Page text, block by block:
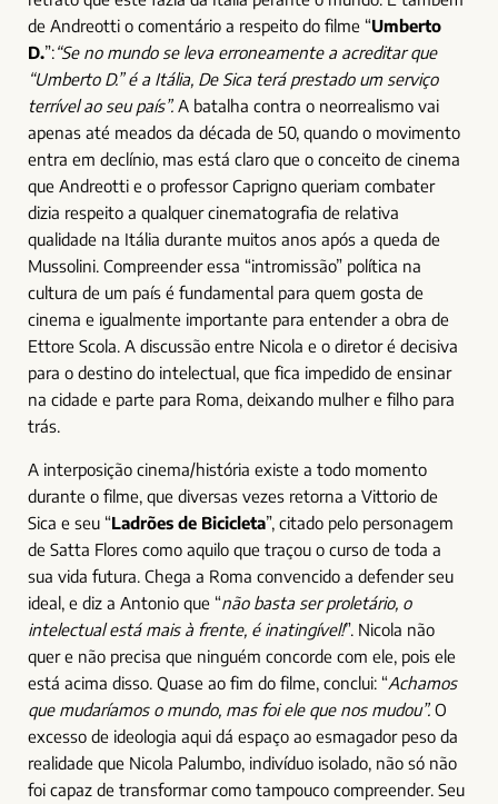
de Andreotti o comentário a respeito do filme “Umberto
D.”:“Se no mundo se leva erroneamente a acreditar que
“Umberto D.” é a Itália, De Sica terá prestado um serviço
terrível ao seu país”. A batalha contra o neorrealismo vai
apenas até meados da década de 50, quando o movimento
entra em declínio, mas está claro que o conceito de cinema
que Andreotti e o professor Caprigno queriam combater
dizia respeito a qualquer cinematografia de relativa
qualidade na Itália durante muitos anos após a queda de
Mussolini. Compreender essa “intromissão” política na
cultura de um país é fundamental para quem gosta de
cinema e igualmente importante para entender a obra de
Ettore Scola. A discussão entre Nicola e o diretor é decisiva
para o destino do intelectual, que fica impedido de ensinar
na cidade e parte para Roma, deixando mulher e filho para
trás.
A interposição cinema/história existe a todo momento
durante o filme, que diversas vezes retorna a Vittorio de
Sica e seu “Ladrões de Bicicleta”, citado pelo personagem
de Satta Flores como aquilo que traçou o curso de toda a
sua vida futura. Chega a Roma convencido a defender seu
ideal, e diz a Antonio que “não basta ser proletário, o
intelectual está mais à frente, é inatingível!”. Nicola não
quer e não precisa que ninguém concorde com ele, pois ele
está acima disso. Quase ao fim do filme, conclui: “Achamos
que mudaríamos o mundo, mas foi ele que nos mudou”. O
excesso de ideologia aqui dá espaço ao esmagador peso da
realidade que Nicola Palumbo, indivíduo isolado, não só não
foi capaz de transformar como tampouco compreender. Seu